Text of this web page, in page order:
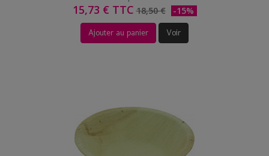
15,73 € TTC 18,50 € -15%
Ajouter au panier Voir